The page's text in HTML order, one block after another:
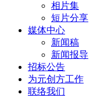
相片集
短片分享
媒体中心
新闻稿
新闻报导
招标公告
为元创方工作
联络我们